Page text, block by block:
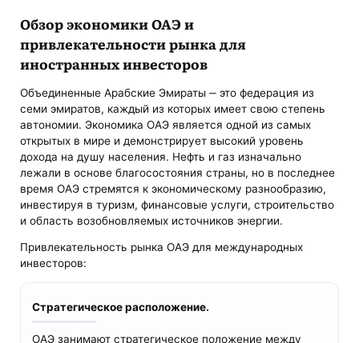
Обзор экономики ОАЭ и
привлекательности рынка для
иностранных инвесторов
Объединенные Арабские Эмираты ‒ это федерация из
семи эмиратов, каждый из которых имеет свою степень
автономии. Экономика ОАЭ является одной из самых
открытых в мире и демонстрирует высокий уровень
дохода на душу населения. Нефть и газ изначально
лежали в основе благосостояния страны, но в последнее
время ОАЭ стремятся к экономическому разнообразию,
инвестируя в туризм, финансовые услуги, строительство
и область возобновляемых источников энергии.
Привлекательность рынка ОАЭ для международных
инвесторов:
Стратегическое расположение.
ОАЭ занимают стратегическое положение между